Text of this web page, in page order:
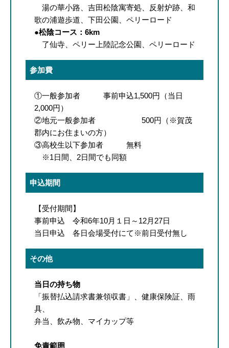
湯の華小路、吉田松陰寓寄処、反射炉跡、和
歌の浦遊歩道、下田公園、ペリーロード
●松陰コース：6km
了仙寺、ペリー上陸記念公園、ペリーロード
参加費
①一般参加者 事前申込1,500円（当日
2,000円）
②地元一般参加者 500円（※賀茂
郡内にお住まいの方）
③高校生以下参加者 無料
※1日間、2日間でも同額
申込期間
【受付期間】
事前申込 令和6年10月１日～12月27日
当日申込 各日会場受付にて※前日受付無し
その他
当日の持ち物
「振替払込請求書兼領収書」、健康保険証、雨
具、
​弁当、飲み物、マイカップ等
免責範囲